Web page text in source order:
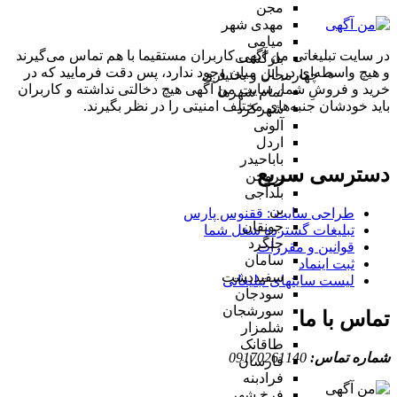
مجن
مهدی شهر
میامی
بازگشت
چهارمحال و بختیاری
تمام شهر‌ها
شهرکرد
آلونی
اردل
باباحیدر
بروجن
بلداجی
بن
جونقان
چلگرد
سامان
سفیددشت
سودجان
سورشجان
شلمزار
طاقانک
فارسان
فرادبنه
در سایت تبلیغاتی من آگهی کاربران مستقیما با هم تماس می‌گیرند
و هیچ واسطه‌ای در این میان وجود ندارد، پس دقت فرمایید که در
خرید و فروشِ شما، سایت من آگهی هیچ دخالتی نداشته و کاربران
باید خودشان جنبه‌های مختلف امنیتی را در نظر بگیرند.
دسترسی سریع
طراحی سایت :‌ ققنوس پارس
تبلیغات گسترده شغل شما
قوانین و مقررات
ثبت اینماد
لیست سایتهای تبلیغاتی
تماس با ما
شماره تماس: 09170261140